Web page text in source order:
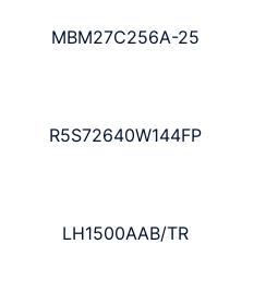
MBM27C256A-25
R5S72640W144FP
LH1500AAB/TR